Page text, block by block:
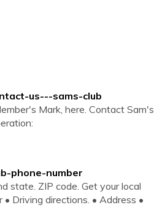
us---sams-club
Mark, here. Contact Sam's
phone-number
state. ZIP code. Get your local
Driving directions. • Address •